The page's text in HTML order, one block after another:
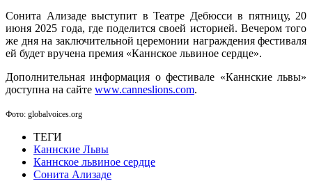
Сонита Ализаде выступит в Театре Дебюсси в пятницу, 20
июня 2025 года, где поделится своей историей. Вечером того
же дня на заключительной церемонии награждения фестиваля
ей будет вручена премия «Каннское львиное сердце».
Дополнительная информация о фестивале «Каннские львы»
доступна на сайте www.canneslions.com.
Фото: globalvoices.org
ТЕГИ
Каннские Львы
Каннское львиное сердце
Сонита Ализаде